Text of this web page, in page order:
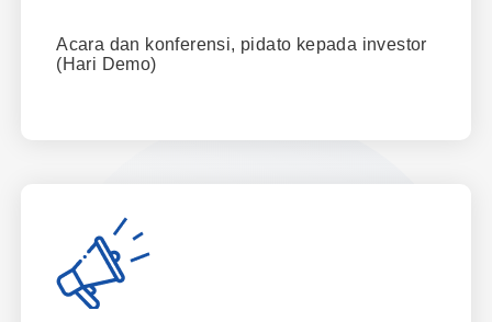
Acara dan konferensi, pidato kepada investor
(Hari Demo)